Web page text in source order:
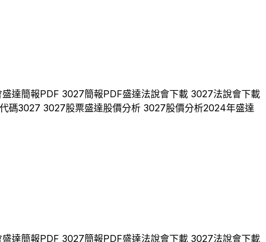
盛達簡報PDF 3027簡報PDF盛達法說會下載 3027法說會下載
碼3027 3027股票盛達股價分析 3027股價分析2024年盛達
盛達簡報PDF 3027簡報PDF盛達法說會下載 3027法說會下載